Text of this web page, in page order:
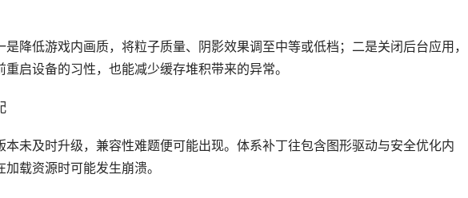
降低游戏内画质，将粒子质量、阴影效果调至中等或低档；二是关闭后台应用，
启设备的习性，也能减少缓存堆积带来的异常。
本未及时升级，兼容性难题便可能出现。体系补丁往包含图形驱动与安全优化内
载资源时可能发生崩溃。